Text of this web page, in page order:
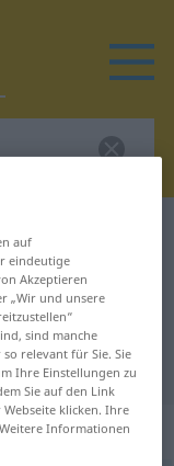
auf
eindeutige
Akzeptieren
„Wir und unsere
sind manche
relevant für Sie. Sie
Ihre Einstellungen zu
Sie auf den Link
klicken. Ihre
Informationen